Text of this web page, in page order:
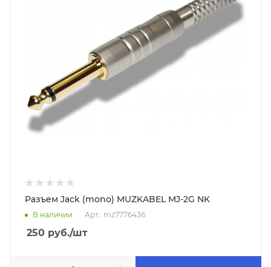
Разъем Jack (mono) MUZKABEL MJ-2G NK
В наличии Арт.: mz7776436
250 руб./шт